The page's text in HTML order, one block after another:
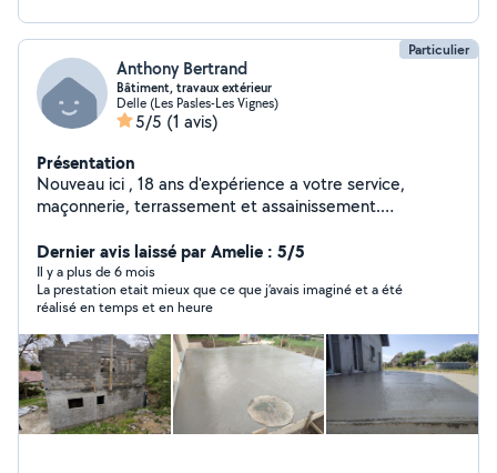
Particulier
Anthony Bertrand
Bâtiment, travaux extérieur
Delle (Les Pasles-Les Vignes)
5/5 (1 avis)
Présentation
Nouveau ici , 18 ans d'expérience a votre service,
maçonnerie, terrassement et assainissement.
fourniture de portail et fenêtre construisons ensemble !
Dernier avis laissé par Amelie : 5/5
Il y a plus de 6 mois
La prestation etait mieux que ce que j’avais imaginé et a été
réalisé en temps et en heure